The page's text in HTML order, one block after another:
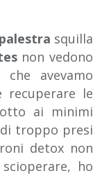
palestra squilla
non vedono
avevamo
recuperare le
ai minimi
troppo presi
detox non
ho